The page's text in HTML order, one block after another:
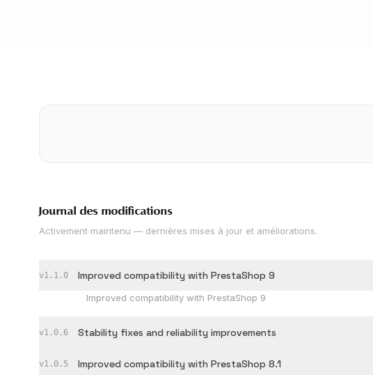
Journal des modifications
Activement maintenu — dernières mises à jour et améliorations.
v1.1.0 Improved compatibility with PrestaShop 9
Improved compatibility with PrestaShop 9
v1.0.6 Stability fixes and reliability improvements
v1.0.5 Improved compatibility with PrestaShop 8.1